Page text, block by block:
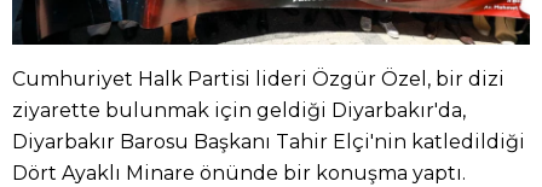
Cumhuriyet Halk Partisi lideri Özgür Özel, bir dizi
ziyarette bulunmak için geldiği Diyarbakır'da,
Diyarbakır Barosu Başkanı Tahir Elçi'nin katledildiği
Dört Ayaklı Minare önünde bir konuşma yaptı.